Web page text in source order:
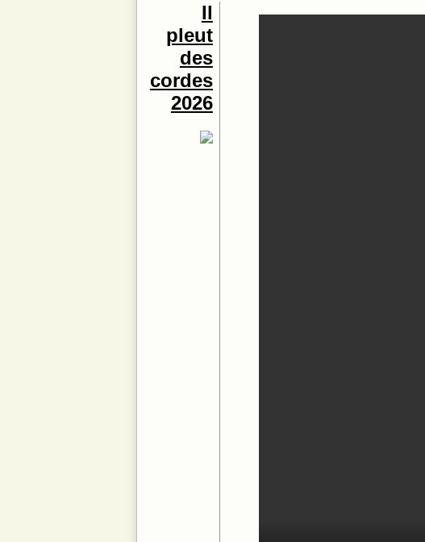
Il
pleut
des
cordes
2026